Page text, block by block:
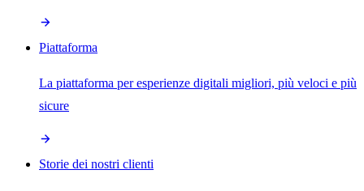
Piattaforma
La piattaforma per esperienze digitali migliori, più veloci e più
sicure
Storie dei nostri clienti